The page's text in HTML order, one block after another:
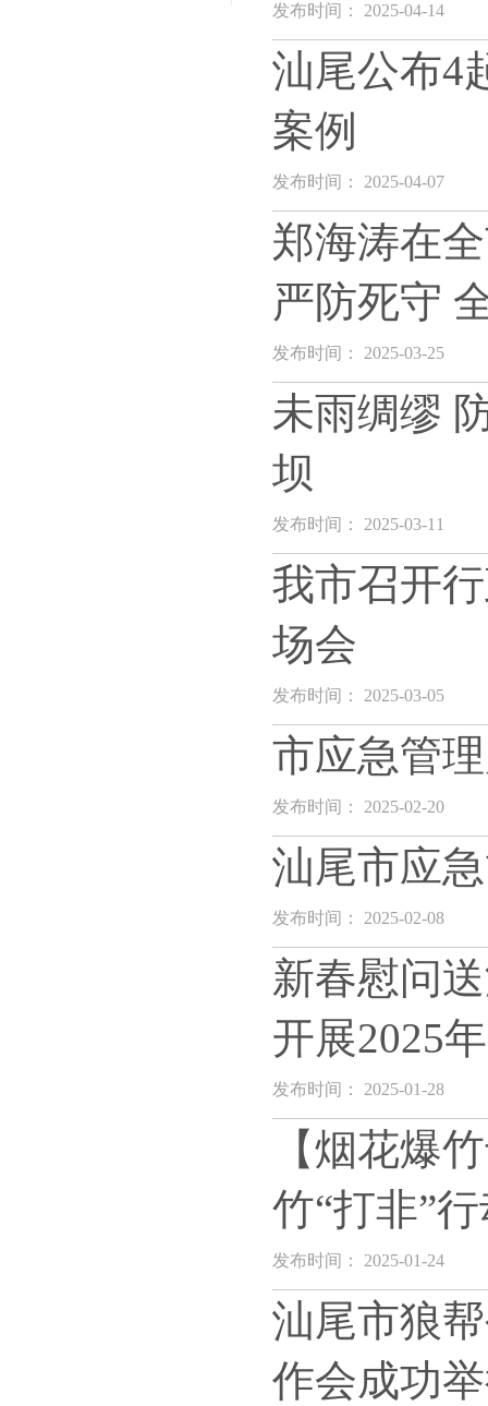
发布时间： 2025-04-14
汕尾公布4
案例
发布时间： 2025-04-07
郑海涛在
严防死守
发布时间： 2025-03-25
未雨绸缪
坝
发布时间： 2025-03-11
我市召开
场会
发布时间： 2025-03-05
市应急管
发布时间： 2025-02-20
汕尾市应
发布时间： 2025-02-08
新春慰问
开展2025
发布时间： 2025-01-28
【烟花爆
竹“打非”
发布时间： 2025-01-24
汕尾市狼
作会成功